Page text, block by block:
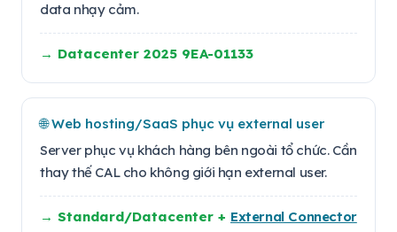
data nhạy cảm.
→ Datacenter 2025 9EA-01133
🌐 Web hosting/SaaS phục vụ external user
Server phục vụ khách hàng bên ngoài tổ chức. Cần
thay thế CAL cho không giới hạn external user.
→ Standard/Datacenter + External Connector